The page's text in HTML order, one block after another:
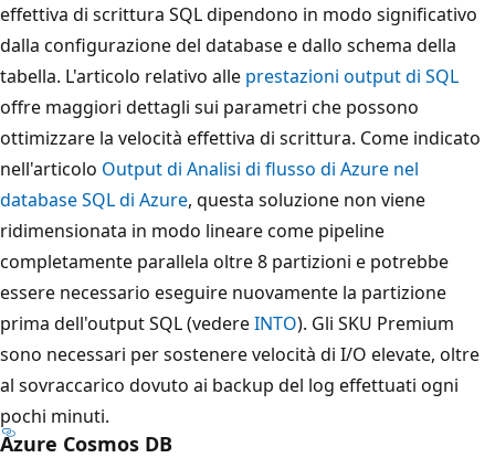
effettiva di scrittura SQL dipendono in modo significativo
dalla configurazione del database e dallo schema della
tabella. L'articolo relativo alle prestazioni output di SQL
offre maggiori dettagli sui parametri che possono
ottimizzare la velocità effettiva di scrittura. Come indicato
nell'articolo Output di Analisi di flusso di Azure nel
database SQL di Azure, questa soluzione non viene
ridimensionata in modo lineare come pipeline
completamente parallela oltre 8 partizioni e potrebbe
essere necessario eseguire nuovamente la partizione
prima dell'output SQL (vedereINTO). Gli SKU Premium
sono necessari per sostenere velocità di I/O elevate, oltre
al sovraccarico dovuto ai backup del log effettuati ogni
pochi minuti.
Azure Cosmos DB